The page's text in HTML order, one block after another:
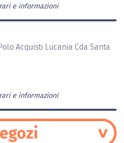
e informazioni
Acquisti Lucania Cda Santa
e informazioni